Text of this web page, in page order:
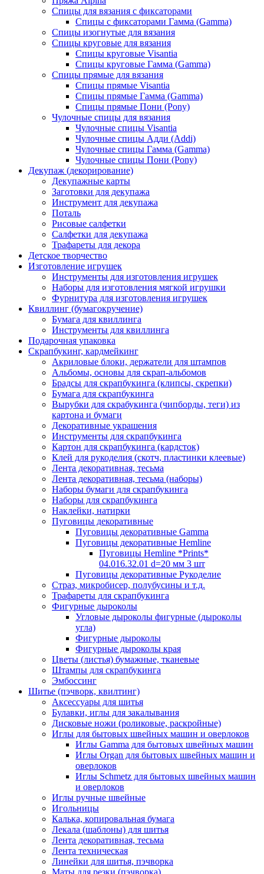
Спицы для вязания с фиксаторами
Спицы с фиксаторами Гамма (Gamma)
Спицы изогнутые для вязания
Спицы круговые для вязания
Спицы круговые Visantia
Спицы круговые Гамма (Gamma)
Спицы прямые для вязания
Спицы прямые Visantia
Спицы прямые Гамма (Gamma)
Спицы прямые Пони (Pony)
Чулочные спицы для вязания
Чулочные спицы Visantia
Чулочные спицы Адди (Addi)
Чулочные спицы Гамма (Gamma)
Чулочные спицы Пони (Pony)
Декупаж (декорирование)
Декупажные карты
Заготовки для декупажа
Инструмент для декупажа
Поталь
Рисовые салфетки
Салфетки для декупажа
Трафареты для декора
Детское творчество
Изготовление игрушек
Инструменты для изготовления игрушек
Наборы для изготовления мягкой игрушки
Фурнитура для изготовления игрушек
Квиллинг (бумагокручение)
Бумага для квиллинга
Инструменты для квиллинга
Подарочная упаковка
Скрапбукинг, кардмейкинг
Акриловые блоки, держатели для штампов
Альбомы, основы для скрап-альбомов
Брадсы для скрапбукинга (клипсы, скрепки)
Бумага для скрапбукинга
Вырубки для скрабукинга (чипборды, теги) из
картона и бумаги
Декоративные украшения
Инструменты для скрапбукинга
Картон для скрапбукинга (кардсток)
Клей для рукоделия (скотч, пластинки клеевые)
Лента декоративная, тесьма
Лента декоративная, тесьма (наборы)
Наборы бумаги для скрапбукинга
Наборы для скрапбукинга
Наклейки, натирки
Пуговицы декоративные
Пуговицы декоративные Gamma
Пуговицы декоративные Hemline
Пуговицы Hemline *Prints*
04.016.32.01 d=20 мм 3 шт
Пуговицы декоративные Рукоделие
Страз, микробисер, полубусины и т.д.
Трафареты для скрапбукинга
Фигурные дыроколы
Угловые дыроколы фигурные (дыроколы
угла)
Фигурные дыроколы
Фигурные дыроколы края
Цветы (листья) бумажные, тканевые
Штампы для скрапбукинга
Эмбоссинг
Шитье (пэчворк, квилтинг)
Аксессуары для шитья
Булавки, иглы для закалывания
Дисковые ножи (роликовые, раскройные)
Иглы для бытовых швейных машин и оверлоков
Иглы Gamma для бытовых швейных машин
Иглы Organ для бытовых швейных машин и
оверлоков
Иглы Schmetz для бытовых швейных машин
и оверлоков
Иглы ручные швейные
Игольницы
Калька, копировальная бумага
Лекала (шаблоны) для шитья
Лента декоративная, тесьма
Лента техническая
Линейки для шитья, пэчворка
Маты для резки (пэчворка)